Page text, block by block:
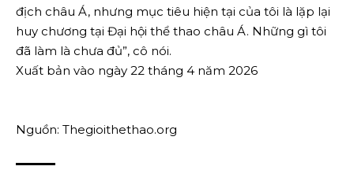
địch châu Á, nhưng mục tiêu hiện tại của tôi là lặp lại
huy chương tại Đại hội thể thao châu Á. Những gì tôi
đã làm là chưa đủ”, cô nói.
Xuất bản vào ngày 22 tháng 4 năm 2026
Nguồn: Thegioithethao.org